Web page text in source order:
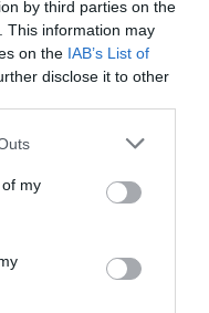
by third parties on the
This information may
on the IAB’s List of
disclose it to other
my